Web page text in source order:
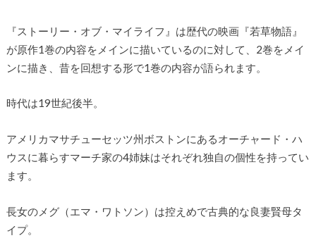
『ストーリー・オブ・マイライフ』は歴代の映画『若草物語』
が原作1巻の内容をメインに描いているのに対して、2巻をメイ
ンに描き、昔を回想する形で1巻の内容が語られます。
時代は19世紀後半。
アメリカマサチューセッツ州ボストンにあるオーチャード・ハ
ウスに暮らすマーチ家の4姉妹はそれぞれ独自の個性を持ってい
ます。
長女のメグ（エマ・ワトソン）は控えめで古典的な良妻賢母タ
イプ。